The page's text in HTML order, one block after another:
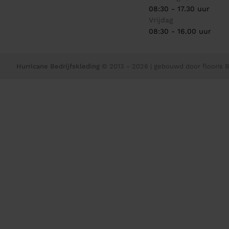
08:30 - 17.30 uur
Vrijdag
08:30 - 16.00 uur
Hurricane Bedrijfskleding © 2013 - 2026 | gebouwd door flooris